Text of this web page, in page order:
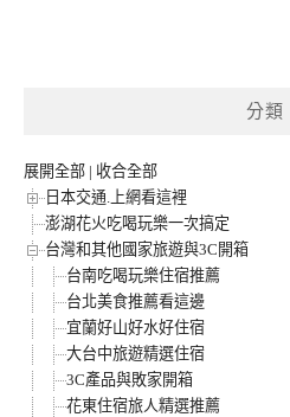
分類
展開全部 | 收合全部
日本交通.上網看這裡
澎湖花火吃喝玩樂一次搞定
台灣和其他國家旅遊與3C開箱
台南吃喝玩樂住宿推薦
台北美食推薦看這邊
宜蘭好山好水好住宿
大台中旅遊精選住宿
3C產品與敗家開箱
花東住宿旅人精選推薦